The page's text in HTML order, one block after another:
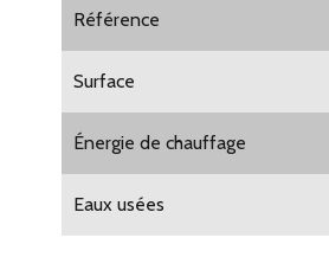
Référence
Surface
Énergie de chauffage
Eaux usées